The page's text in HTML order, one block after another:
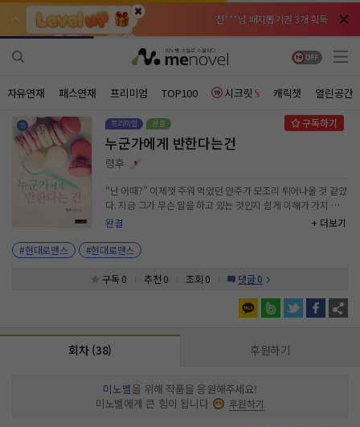
천***님 배지뽑기권 3개 획득
천***님 배지뽑기권 3개 획득
메**님 체험권 3일 획득
메**님 체험권 3일 획득
주**님 일반뽑기권 2개 획득
주**님 일반뽑기권 2개 획득
베**님 노벨패스
베**님 노벨패스
갈***님 후원10코인 획득
갈***님 후원10코인 획득
자유연재 패스연재 프리미엄 TOP100 시크릿 캐릭챗 열린공간
누군가에게 반한다는건
령후
완결
“난 어때?” 이제껏 주워 먹었던 안주가 모조리 튀어나올 것 같았
다. 지금 그가 무슨 말을 하고 있는 것인지 쉽게 이해가 가지 않
았다. 아니, 머리에서 정리가 되지 않는 게 당연했다. “뭐, 뭐,
늘 진지한 게 그의 표정이었지만 오늘은 유독 심했다. 대체 왜,
무슨 이유 때문에 그는 지금 사귀자고 하는 것일까? “너……왜
그래? 왜 나하고 사귀자고 하는 건데? 내가 뭐 잘못한 거 있어?”
없는 대로 신경 쓰여. 다른 남자랑 특히 한영 선배랑 아무렇지도
않은 스킨십에 웃으며 떠들어대는 거 신경 쓰여서 이대로 두고
볼 수가 없어. 너하고 있으면 너 만지고 싶어. 머리카락도, 눈도,
코도, 입술도, 얼굴도. 안고 싶고 입 맞추고 싶어.” 심장이 바닥으
슴없이 하고 있었다. “김……우현. 너 지금…….” “너 처음부터
나 싫어했잖아. 이렇다 할 말을 붙일 기회도 주지 않았지. 4년간
+ 더보기
#현대로맨스
#현대로맨스
구독 0 추천 0 조회 0 댓글 0
회차 (38) 후원하기
미노벨을 위해 작품을 응원해주세요!
미노벨에게 큰 힘이 됩니다
후원하기